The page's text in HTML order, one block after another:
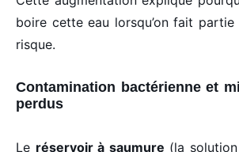
boire cette eau lorsqu’on fait
risque.
Contamination bactérienne et
perdus
Le réservoir à saumure (la